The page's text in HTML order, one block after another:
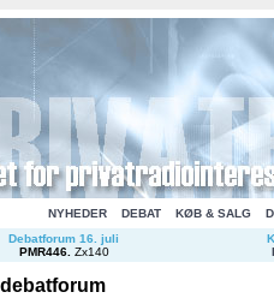
NYHEDER DEBAT KØB & SALG
Debatforum 16. juli
PMR446. Zx140